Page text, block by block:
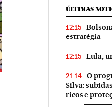
ÚLTIMAS
12:15
estratégia
12:15 Lula,
21:14
O
Silva:
ricos e